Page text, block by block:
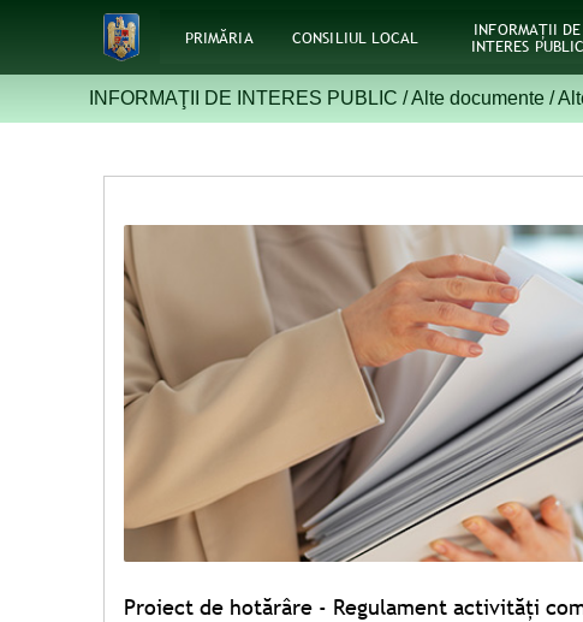
PRIMĂRIA CONSILIUL LOCAL INFORMAŢII DE
INTERES PUBLIC
INFORMAŢII DE INTERES PUBLIC /Alte documente /
Proiect de hotărâre - Regulament activități